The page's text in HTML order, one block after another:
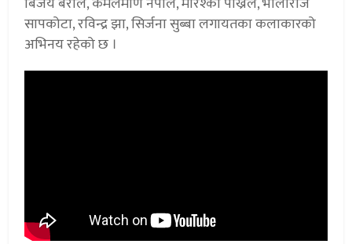
सापकोटा, रविन्द्र झा, सिर्जना सुब्बा लगायतका कलाकारको
अभिनय रहेको छ ।